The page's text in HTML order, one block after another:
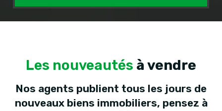
Les nouveautés à vendre
Nos agents publient tous les jours de
nouveaux biens immobiliers, pensez à